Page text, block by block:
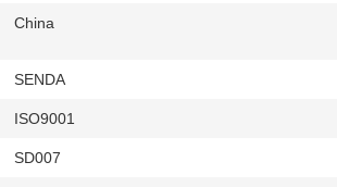
China
SENDA
ISO9001
SD007